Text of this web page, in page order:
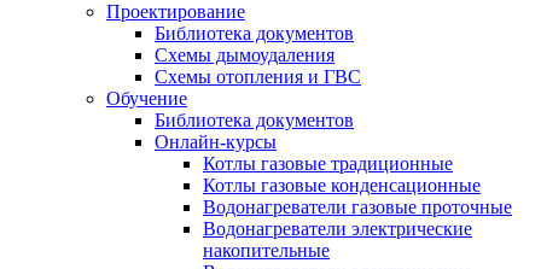
Проектирование
Библиотека документов
Схемы дымоудаления
Схемы отопления и ГВС
Обучение
Библиотека документов
Онлайн-курсы
Котлы газовые традиционные
Котлы газовые конденсационные
Водонагреватели газовые проточные
Водонагреватели электрические
накопительные